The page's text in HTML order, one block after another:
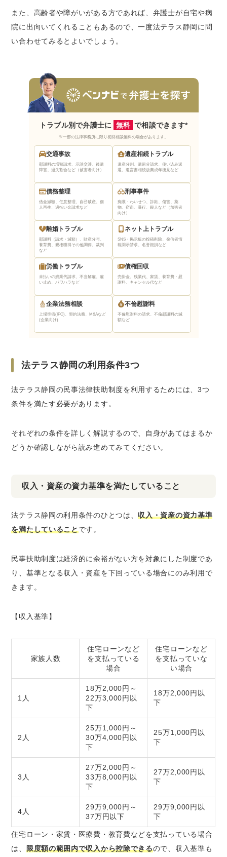
また、高齢者や障がいがある方であれば、弁護士が自宅や病
院に出向いてくれることもあるので、一度法テラス静岡に問
い合わせてみるとよいでしょう。
トラブル別で弁護士に 無料 で相談できます*
※一部の法律事務所に限り初回相談無料の場合があります。
交通事故
慰謝料の増額請求、示談交渉、後遺
障害、過失割合など（被害者向け）
遺産相続トラブル
遺産分割、遺留分請求、使い込み返
還、遺言書相続放棄成年後見など
債務整理
借金減額、任意整理、自己破産、個
人再生、過払い金請求など
刑事事件
痴漢・わいせつ、詐欺、傷害、薬
物、窃盗、暴行、殺人など（加害者
向け）
離婚トラブル
慰謝料（請求・減額）、財産分与、
養育費、親権獲得その他調停、裁判
など
ネット上トラブル
SNS・掲示板の投稿削除、発信者情
報開示請求、名誉毀損など
労働トラブル
未払いの残業代請求、不当解雇、雇
い止め、パワハラなど
債権回収
売掛金、残業代、家賃、養育費・慰
謝料、キャンセル代など
企業法務相談
上場準備(IPO)、契約法務、M&Aなど
(企業向け)
不倫慰謝料
不倫慰謝料の請求、不倫慰謝料の減
額など
法テラス静岡の利用条件3つ
法テラス静岡の民事法律扶助制度を利用するためには、3つ
条件を満たす必要があります。
それぞれの条件を詳しく解説するので、自身があてはまるか
どうか確認しながら読み進めてみてください。
収入・資産の資力基準を満たしていること
法テラス静岡の利用条件のひとつは、収入・資産の資力基準
を満たしていることです。
民事扶助制度は経済的に余裕がない方を対象にした制度であ
り、基準となる収入・資産を下回っている場合にのみ利用で
きます。
【収入基準】
家族人数
住宅ローンなど
を支払っている
場合
住宅ローンなど
を支払っていな
い場合
1人
18万2,000円～
22万3,000円以
下
18万2,000円以
下
2人
25万1,000円～
30万4,000円以
下
25万1,000円以
下
3人
27万2,000円～
33万8,000円以
下
27万2,000円以
下
4人
29万9,000円～
37万円以下
29万9,000円以
下
住宅ローン・家賃・医療費・教育費などを支払っている場合
は、 限度額の範囲内で収入から控除できるので、収入基準も